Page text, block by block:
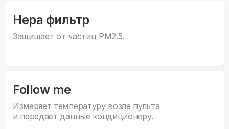
Hepa фильтр
Защищает от частиц PM2.5.
Follow me
Измеряет температуру возле пульта
и передает данные кондиционеру.